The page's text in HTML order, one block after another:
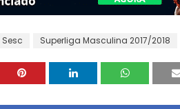
Sesc Superliga Masculina 2017/2018